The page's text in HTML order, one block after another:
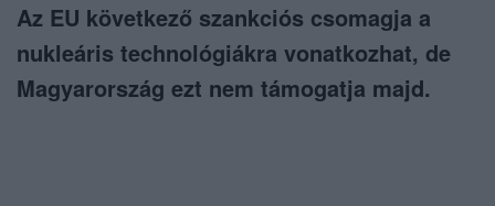
Az EU következő szankciós csomagja a
nukleáris technológiákra vonatkozhat, de
Magyarország ezt nem támogatja majd.